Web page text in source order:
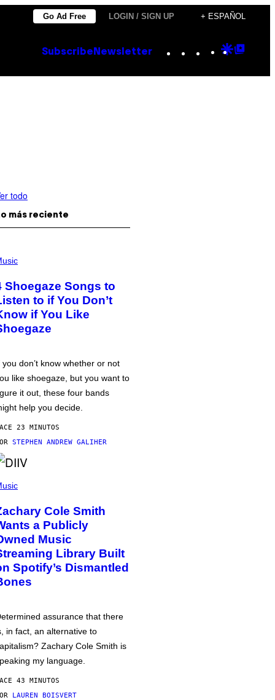
Go Ad Free LOGIN / SIGN UP + ESPAÑOL
Subscribe Newsletter Instagram
TikTok
YouTube
Google
todo
más reciente
Shoegaze Songs to
to if You Don’t
if You Like
you don’t know whether or not
like shoegaze, but you want to
it out, these four bands
help you decide.
23 MINUTOS
STEPHEN ANDREW GALIHER
Cole Smith
a Publicly
Music
Library Built
Spotify’s Dismantled
assurance that there
in fact, an alternative to
Zachary Cole Smith is
my language.
43 MINUTOS
LAUREN BOISVERT